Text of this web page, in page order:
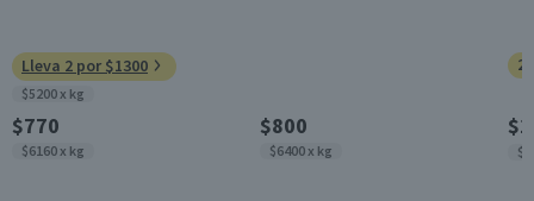
Lleva 2 por $1300
$5200 x kg
$770
$6160 x kg
$800
$6400 x kg